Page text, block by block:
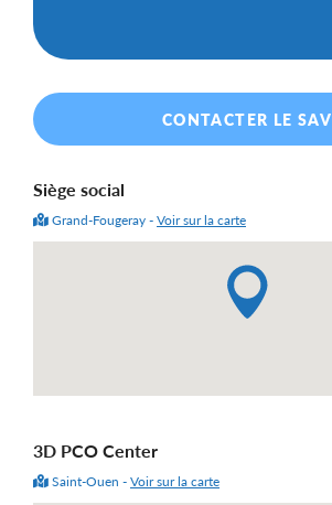
Siège social
Grand-Fougeray -Voir sur la carte
3D PCO Center
Saint-Ouen -Voir sur la carte
CONTACTER LE SAV